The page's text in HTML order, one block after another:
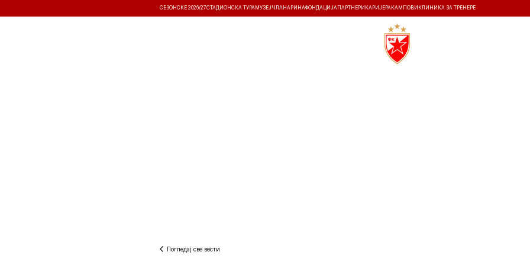
СЕЗОНСКЕ 2026/27СТАДИОНСКА ТУРА МУЗЕЈ ЧЛАНАРИНАФОНДАЦИЈА ПАРТНЕРИ КАРИЈЕРА КАМПОВИ КЛИНИКА ЗА ТРЕНЕРЕ
Погледај све вести